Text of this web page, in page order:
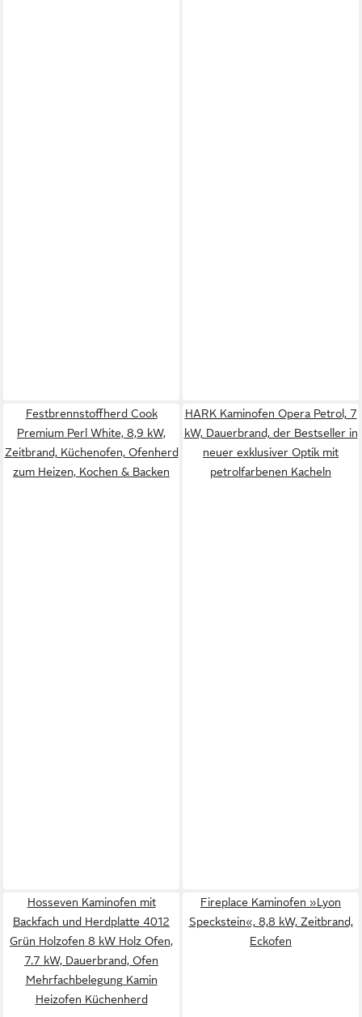
Festbrennstoffherd Cook
Premium Perl White, 8,9 kW,
Zeitbrand, Küchenofen, Ofenherd
zum Heizen, Kochen & Backen
HARK Kaminofen Opera Petrol, 7
kW, Dauerbrand, der Bestseller in
neuer exklusiver Optik mit
petrolfarbenen Kacheln
Hosseven Kaminofen mit
Backfach und Herdplatte 4012
Grün Holzofen 8 kW Holz Ofen,
7.7 kW, Dauerbrand, Ofen
Mehrfachbelegung Kamin
Heizofen Küchenherd
Fireplace Kaminofen »Lyon
Speckstein«, 8,8 kW, Zeitbrand,
Eckofen